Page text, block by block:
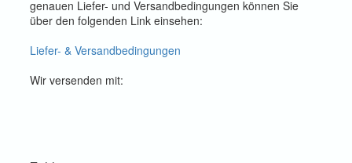
genauen Liefer- und Versandbedingungen können Sie
über den folgenden Link einsehen:
Liefer- & Versandbedingungen
Wir versenden mit: